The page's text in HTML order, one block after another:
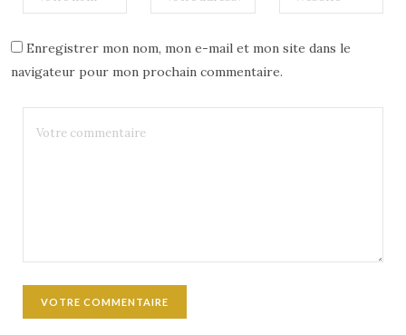
Enregistrer mon nom, mon e-mail et mon site dans le
navigateur pour mon prochain commentaire.